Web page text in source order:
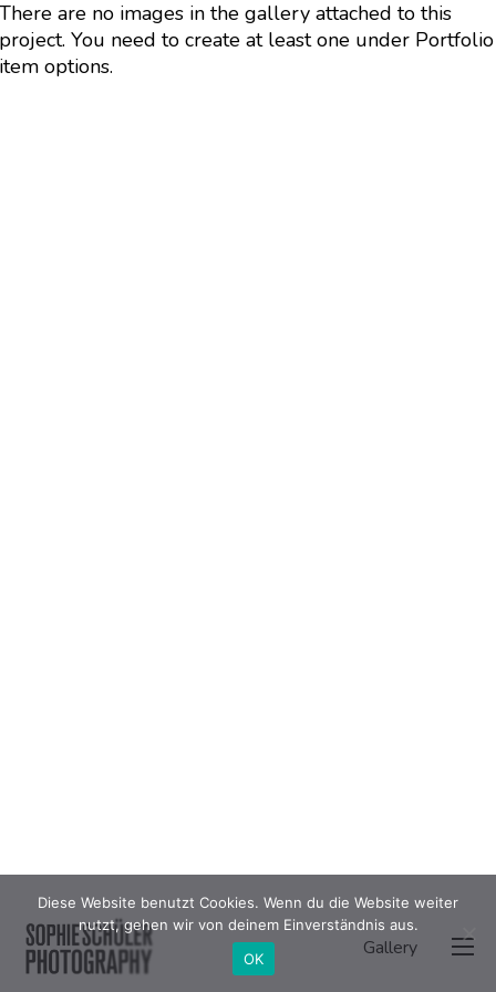
There are no images in the gallery attached to this
project. You need to create at least one under Portfolio
item options.
Gallery
Diese Website benutzt Cookies. Wenn du die Website weiter
nutzt, gehen wir von deinem Einverständnis aus.
OK